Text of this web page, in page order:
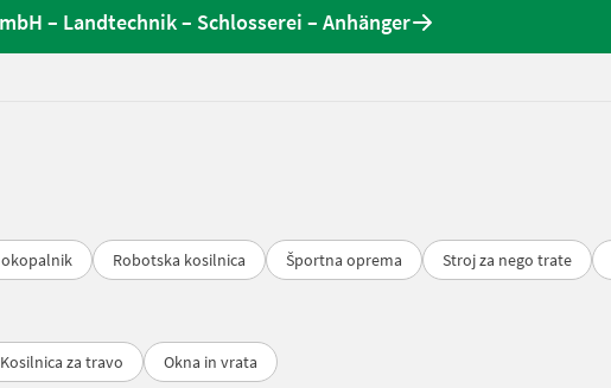
– Landtechnik – Schlosserei – Anhänger
Robotska kosilnica Športna oprema Stroj za nego trate
Kosilnica za travo Okna in vrata